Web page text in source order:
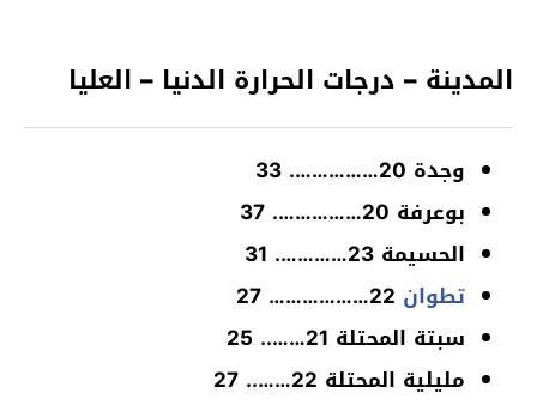
المدينة – درجات الحرارة الدنيا – العليا
وجدة 20……………. 33
بوعرفة 20……………. 37
الحسيمة 23…………. 31
تطوان
سبتة المحتلة 21…….. 25
مليلية المحتلة 22…….. 27